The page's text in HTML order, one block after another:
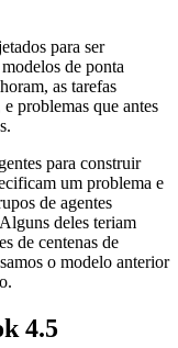
para ser
de ponta
as tarefas
problemas que antes
para construir
um problema e
de agentes
deles teriam
de centenas de
o modelo anterior
4.5